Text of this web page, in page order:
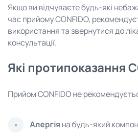
Якщо ви відчуваєте будь-які
час прийому CONFIDO,
використання та звернутися до
консультації.
Які протипоказання
Прийом CONFIDO не
Алергіяна будь-який